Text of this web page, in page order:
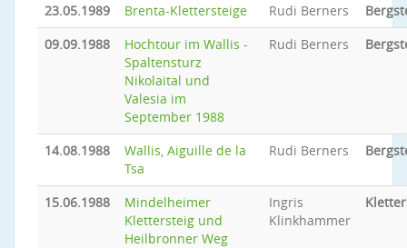
23.05.1989 Brenta-Klettersteige Rudi Berners
09.09.1988
Hochtour im Wallis -
Spaltensturz
Nikolaital und
Valesia im
September 1988
Rudi Berners
14.08.1988
Wallis, Aiguille de la
Tsa
Rudi Berners
15.06.1988
Mindelheimer
Klettersteig und
Heilbronner Weg
Ingris
Klinkhammer